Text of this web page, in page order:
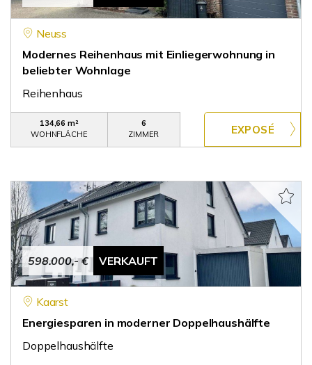
Neuss
Modernes Reihenhaus mit Einliegerwohnung in
beliebter Wohnlage
Reihenhaus
134,66 m²
WOHNFLÄCHE
6
ZIMMER
598.000,- € VERKAUFT
Kaarst
Energiesparen in moderner Doppelhaushälfte
Doppelhaushälfte